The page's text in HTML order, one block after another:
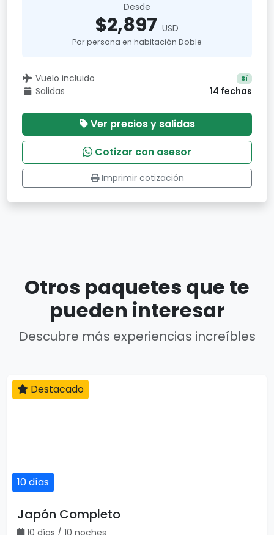
Desde
$2,897 USD
Por persona en habitación Doble
Vuelo incluido Sí
Salidas 14 fechas
Ver precios y salidas
Cotizar con asesor
Imprimir cotización
Otros paquetes que te
pueden interesar
Descubre más experiencias increíbles
10 días
Destacado
Japón Completo
10 días / 10 noches